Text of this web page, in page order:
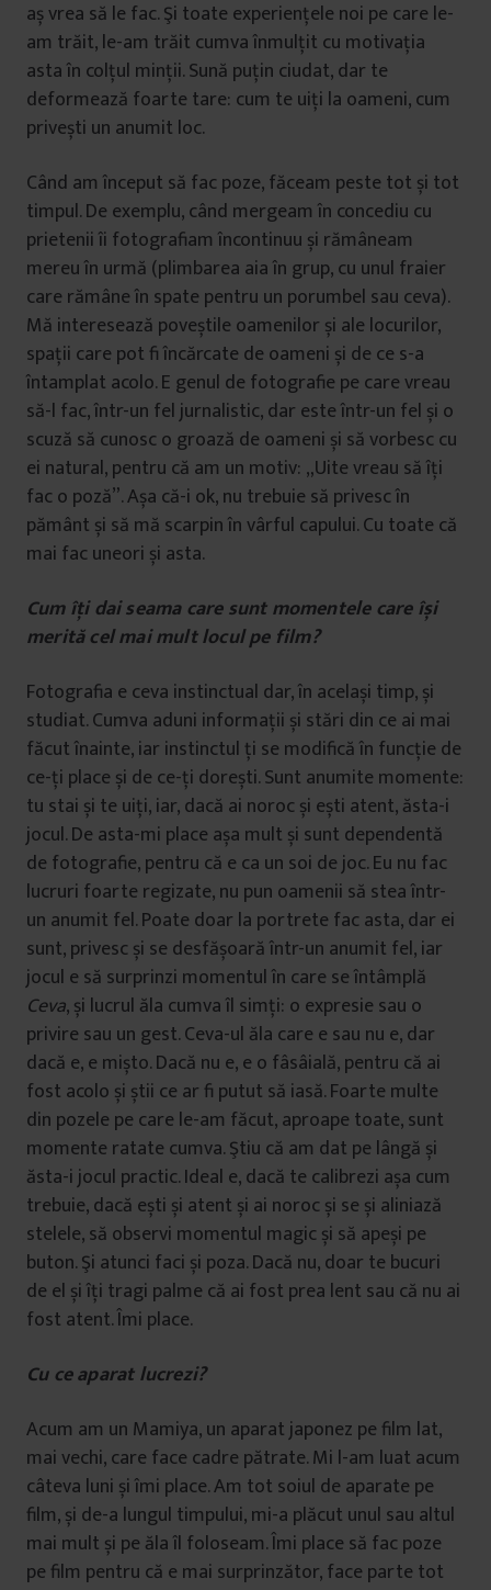
aș vrea să le fac. Şi toate experiențele noi pe care le-
am trăit, le-am trăit cumva înmulțit cu motivația
asta în colțul minții. Sună puțin ciudat, dar te
deformează foarte tare: cum te uiți la oameni, cum
privești un anumit loc.
Când am început să fac poze, făceam peste tot și tot
timpul. De exemplu, când mergeam în concediu cu
prietenii îi fotografiam încontinuu și rămâneam
mereu în urmă (plimbarea aia în grup, cu unul fraier
care rămâne în spate pentru un porumbel sau ceva).
Mă interesează poveștile oamenilor și ale locurilor,
spații care pot fi încărcate de oameni și de ce s-a
întamplat acolo. E genul de fotografie pe care vreau
să-l fac, într-un fel jurnalistic, dar este într-un fel și o
scuză să cunosc o groază de oameni și să vorbesc cu
ei natural, pentru că am un motiv: „Uite vreau să îți
fac o poză”. Așa că-i ok, nu trebuie să privesc în
pământ și să mă scarpin în vârful capului. Cu toate că
mai fac uneori și asta.
Cum îți dai seama care sunt momentele care își
merită cel mai mult locul pe film?
Fotografia e ceva instinctual dar, în același timp, și
studiat. Cumva aduni informații și stări din ce ai mai
făcut înainte, iar instinctul ți se modifică în funcție de
ce-ți place și de ce-ți dorești. Sunt anumite momente:
tu stai și te uiți, iar, dacă ai noroc și ești atent, ăsta-i
jocul. De asta-mi place așa mult și sunt dependentă
de fotografie, pentru că e ca un soi de joc. Eu nu fac
lucruri foarte regizate, nu pun oamenii să stea într-
un anumit fel. Poate doar la portrete fac asta, dar ei
sunt, privesc și se desfășoară într-un anumit fel, iar
jocul e să surprinzi momentul în care se întâmplă
Ceva, și lucrul ăla cumva îl simți: o expresie sau o
privire sau un gest. Ceva-ul ăla care e sau nu e, dar
dacă e, e mișto. Dacă nu e, e o fâsâială, pentru că ai
fost acolo și știi ce ar fi putut să iasă. Foarte multe
din pozele pe care le-am făcut, aproape toate, sunt
momente ratate cumva. Ştiu că am dat pe lângă și
ăsta-i jocul practic. Ideal e, dacă te calibrezi așa cum
trebuie, dacă ești și atent și ai noroc și se și aliniază
stelele, să observi momentul magic și să apeși pe
buton. Şi atunci faci și poza. Dacă nu, doar te bucuri
de el și îți tragi palme că ai fost prea lent sau că nu ai
fost atent. Îmi place.
Cu ce aparat lucrezi?
Acum am un Mamiya, un aparat japonez pe film lat,
mai vechi, care face cadre pătrate. Mi l-am luat acum
câteva luni și îmi place. Am tot soiul de aparate pe
film, și de-a lungul timpului, mi-a plăcut unul sau altul
mai mult și pe ăla îl foloseam. Îmi place să fac poze
pe film pentru că e mai surprinzător, face parte tot